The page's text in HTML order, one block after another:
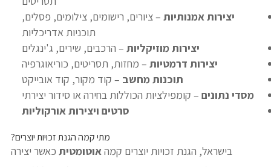
יצירות אמנותיות – ציורים, רישומים, צילומים, פסלים,
תוכניות אדריכליות
יצירות מוזיקליות – הרכבים, שירים, ג'ינגלים
יצירות דרמטיות – מחזות, תסריטים, כוריאוגרפיה
תוכנות מחשב – קוד מקור, קוד אובייקט
מסדי נתונים – קומפילציות הכוללות בחירה או סידור יצירתי
סרטים ויצירות אורקוליות
מתי קמה הגנת זכויות יוצרים?
בישראל, הגנת זכויות יוצרים קמהאוטומטית כאשר יצירה